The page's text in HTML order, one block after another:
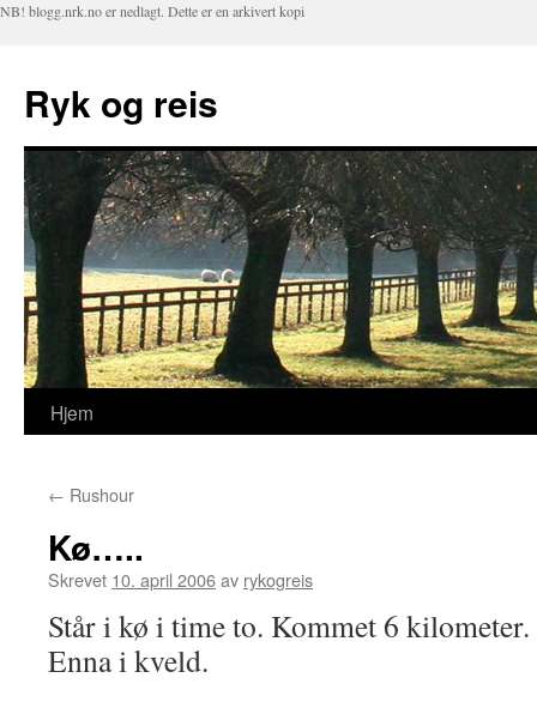
NB! blogg.nrk.no er nedlagt. Dette er en arkivert kopi
Ryk og reis
Hopp
innhold
Hjem
← Rushour
Kø…..
Skrevet 10. april 2006av rykogreis
Står i kø i time to. Kommet 6
Enna i kveld.